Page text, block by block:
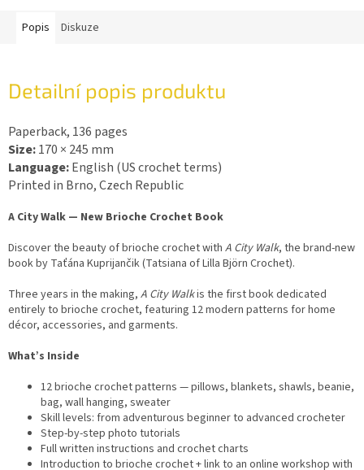
Popis Diskuze
Detailní popis produktu
Paperback, 136 pages
Size:170 × 245 mm
Language:English (US crochet terms)
Printed in Brno, Czech Republic
A City Walk — New Brioche Crochet Book
Discover the beauty of brioche crochet with A City Walk, the brand-new
book by Taťána Kuprijančik (Tatsiana of Lilla Björn Crochet).
Three years in the making, A City Walkis the first book dedicated
entirely to brioche crochet, featuring 12 modern patterns for home
décor, accessories, and garments.
What’s Inside
12 brioche crochet patterns — pillows, blankets, shawls, beanie,
bag, wall hanging, sweater
Skill levels: from adventurous beginner to advanced crocheter
Step-by-step photo tutorials
Full written instructions and crochet charts
Introduction to brioche crochet + link to an online workshop with